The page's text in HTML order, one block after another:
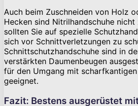
Auch beim Zuschneiden von Holz
Hecken sind Nitrilhandschuhe
sollten Sie auf spezielle
sich vor Schnittverletzungen zu
Schnittschutzhandschuhe sind in
verstärkten Daumenbeugen
für den Umgang mit
geeignet.
Fazit: Bestens ausgerüstet